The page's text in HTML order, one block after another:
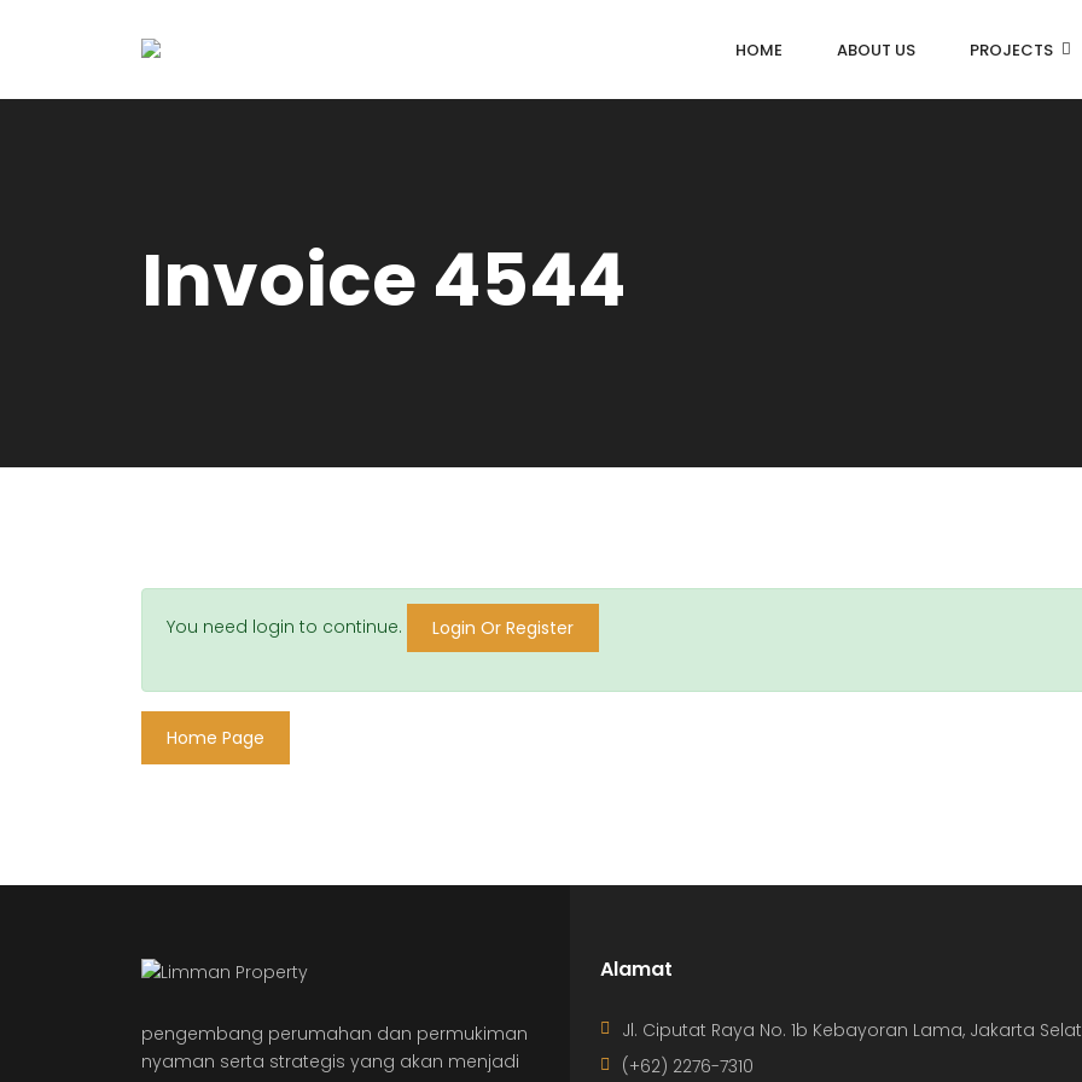
HOME ABOUT US PROJECTS
Invoice 4544
You need login to continue. Login Or Register
Home Page
pengembang perumahan dan permukiman
nyaman serta strategis yang akan menjadi
Alamat
Jl. Ciputat Raya No. 1b Kebayoran Lama, Jakarta
(+62) 2276-7310